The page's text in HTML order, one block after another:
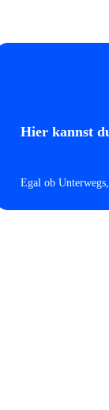
Hier kannst
Egal ob